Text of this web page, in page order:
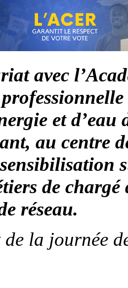
avec
et
au centre
de
réseau.
de la journée